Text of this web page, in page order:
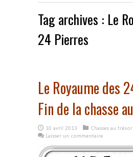
Tag archives : Le
24 Pierres
Le Royaume des
Fin de la chasse
10 avril 2013
Chasses au trésor
Laisser un commentaire